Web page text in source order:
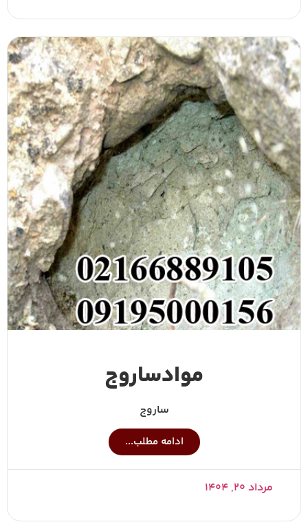
موادساروج
ساروج
ادامه مطلب...
مرداد ۲۰, ۱۴۰۴